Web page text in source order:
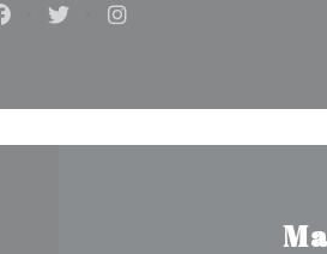
Facebook ((abre en una
Twitter ((abre en una
Instagram ((abre